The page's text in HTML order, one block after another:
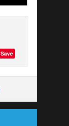
Save